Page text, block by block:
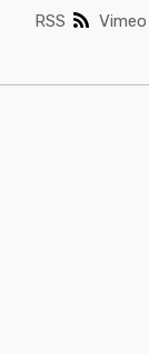
Vimeo
RSS